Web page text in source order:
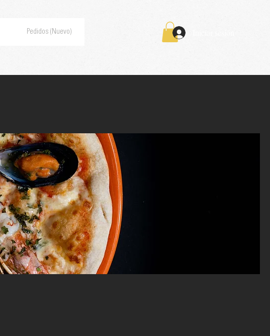
Pedidos (Nuevo)